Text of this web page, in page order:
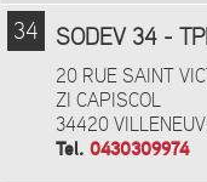
34 SODEV 34 -
20 RUE SAINT
ZI CAPISCOL
34420
Tel. 0430309974